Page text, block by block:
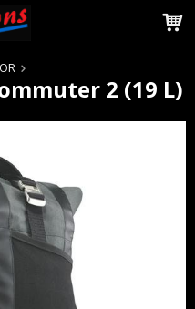
i varukorgen 2 (19 L)